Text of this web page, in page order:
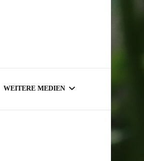
WEITERE MEDIEN